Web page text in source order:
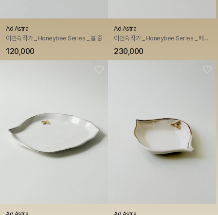
Ad Astra
이인숙 작가 _ Honeybee Series _ 볼 중
120,000
Ad Astra
이인숙 작가 _ Honeybee Series _ 메인 볼 접시
230,000